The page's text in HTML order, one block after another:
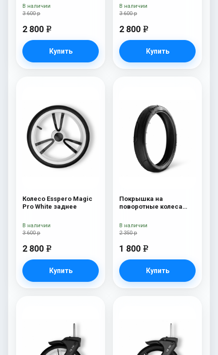
3 600 р
2 800 e
Купить
В наличии
3 600 р
2 800 e
Купить
В наличии
Колесо Esspero Magic
Pro White заднее
3 600 р
2 800 e
Купить
В наличии
Покрышка на
поворотные колеса
колесо
2 350 р
1 800 e
Купить
В наличии